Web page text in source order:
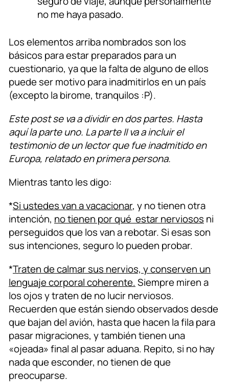
no me haya pasado.
Los elementos arriba nombrados son los
básicos para estar preparados para un
cuestionario, ya que la falta de alguno de ellos
puede ser motivo para inadmitirlos en un país
(excepto la birome, tranquilos :P).
Este post se va a dividir en dos partes. Hasta
aquí la parte uno. La parte II va a incluir el
testimonio de un lector que fue inadmitido en
Europa, relatado en primera persona.
Mientras tanto les digo:
*Si ustedes van a vacacionar, y no tienen otra
intención, no tienen por qué estar nerviosos ni
perseguidos que los van a rebotar. Si esas son
sus intenciones, seguro lo pueden probar.
*Traten de calmar sus nervios, y conserven un
lenguaje corporal coherente.Siempre miren a
los ojos y traten de no lucir nerviosos.
Recuerden que están siendo observados desde
que bajan del avión, hasta que hacen la fila para
pasar migraciones, y también tienen una
«ojeada» final al pasar aduana. Repito, si no hay
nada que esconder, no tienen de que
preocuparse.